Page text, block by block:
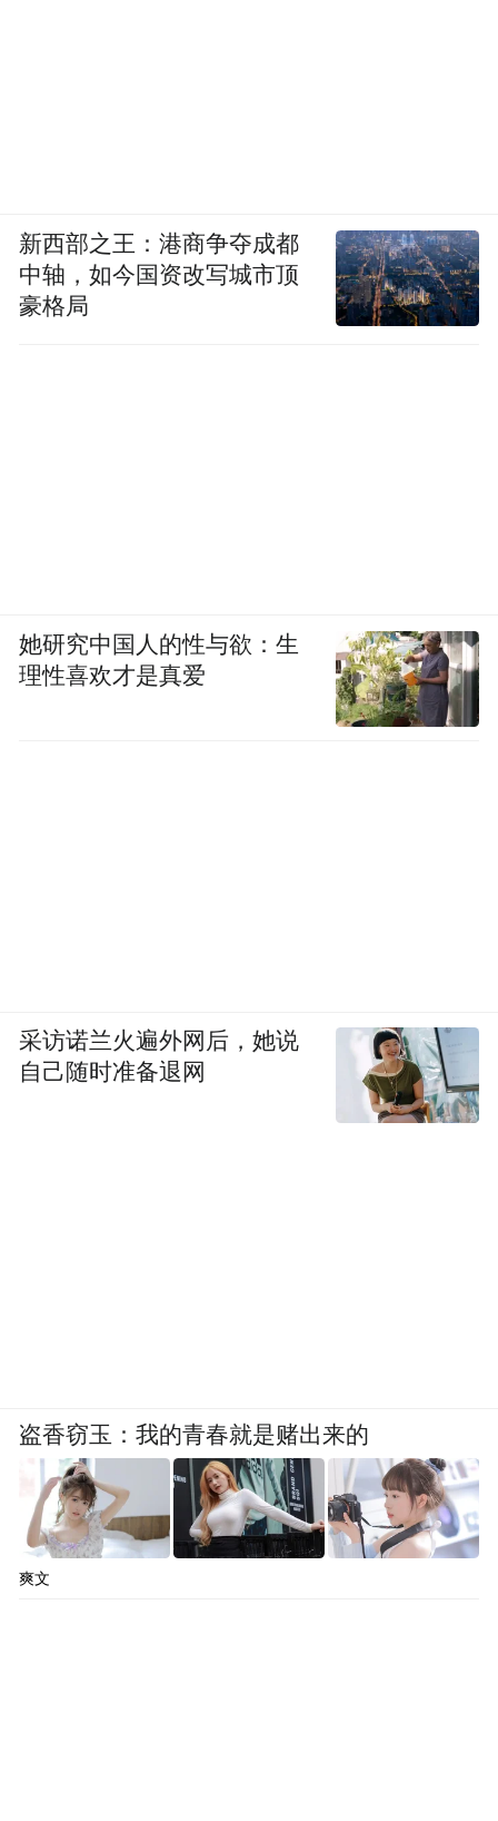
新西部之王：港商争夺成都
中轴，如今国资改写城市顶
豪格局
她研究中国人的性与欲：生
理性喜欢才是真爱
采访诺兰火遍外网后，她说
自己随时准备退网
盗香窃玉：我的青春就是赌出来的
爽文